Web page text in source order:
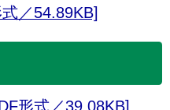
／54.89KB]
形式／39.08KB]